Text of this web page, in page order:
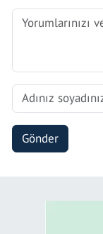
Gönder